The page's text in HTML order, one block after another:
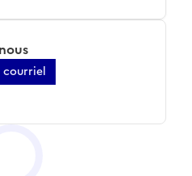
courriel